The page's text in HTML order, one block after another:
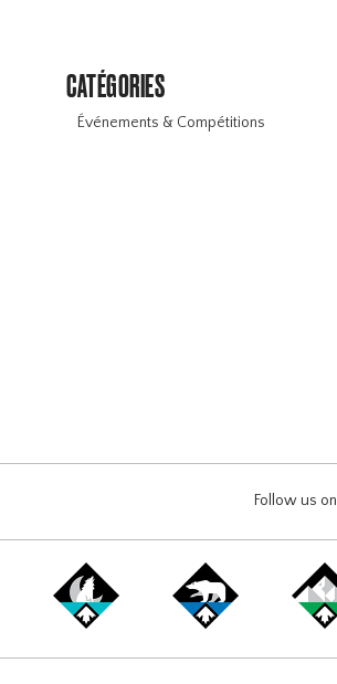
CATÉGORIES
Événements & Compétitions
Follow us on